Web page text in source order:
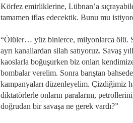
Körfez emirliklerine, Lübnan’a
tamamen iflas edecektik. Bunu mu
“Ölüler… yüz binlerce, milyonlarca ölü.
ayrı kanallardan silah satıyoruz. Savaş
kaoslarla boğuşurken biz onları
bombalar verelim. Sonra barıştan
kampanyaları düzenleyelim. Çizdiğimiz
diktatörlerle onların paralarını,
doğrudan bir savaşa ne gerek vardı?”